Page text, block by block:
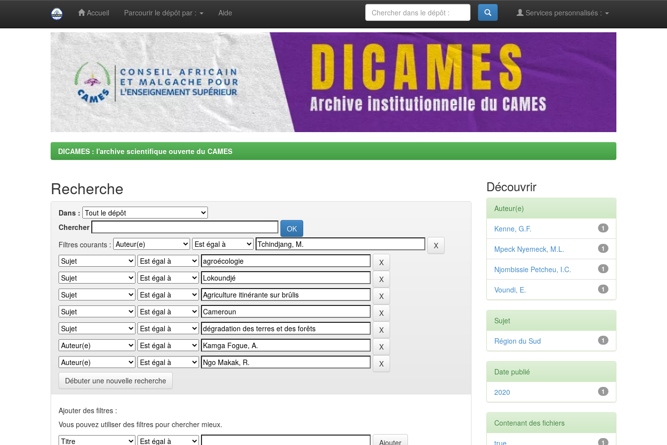
Accueil Parcourir le dépôt par : Aide Services personnalisés :
DICAMES : l'archive scientifique ouverte du CAMES
Recherche
Dans :
Chercher
Filtres courants :
Débuter une nouvelle recherche
Ajouter des filtres :
Vous pouvez utiliser des filtres pour chercher mieux.
Découvrir
Auteur(e)
1
Kenne, G.F.
1
Mpeck Nyemeck, M.L.
1
Njombissie Petcheu, I.C.
1
Voundi, E.
Sujet
1
Région du Sud
Date publié
1
2020
Contenant des fichiers
1
true